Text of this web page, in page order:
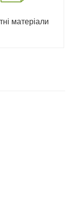
матеріали